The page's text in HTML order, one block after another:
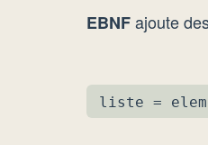
EBNFajoute
liste =